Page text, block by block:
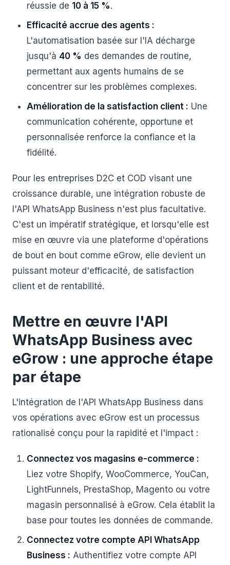
réussie de 10 à 15 %.
Efficacité accrue des agents :
L'automatisation basée sur l'IA décharge
jusqu'à 40 % des demandes de routine,
permettant aux agents humains de se
concentrer sur les problèmes complexes.
Amélioration de la satisfaction client : Une
communication cohérente, opportune et
personnalisée renforce la confiance et la
fidélité.
Pour les entreprises D2C et COD visant une
croissance durable, une intégration robuste de
l'API WhatsApp Business n'est plus facultative.
C'est un impératif stratégique, et lorsqu'elle est
mise en œuvre via une plateforme d'opérations
de bout en bout comme eGrow, elle devient un
puissant moteur d'efficacité, de satisfaction
client et de rentabilité.
Mettre en œuvre l'API
WhatsApp Business avec
eGrow : une approche étape
par étape
L'intégration de l'API WhatsApp Business dans
vos opérations avec eGrow est un processus
rationalisé conçu pour la rapidité et l'impact :
Connectez vos magasins e-commerce :
Liez votre Shopify, WooCommerce, YouCan,
LightFunnels, PrestaShop, Magento ou votre
magasin personnalisé à eGrow. Cela établit la
base pour toutes les données de commande.
Connectez votre compte API WhatsApp
Business : Authentifiez votre compte API